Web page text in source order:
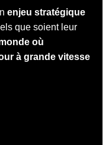
enjeu stratégique
que soient leur
où
à grande vitesse
pour
leur domaine
les
se